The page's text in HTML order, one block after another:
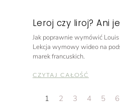
Leroj czy liroj? Ani
Jak poprawnie wymówić
Lekcja wymowy wideo na
marek francuskich.
CZYTAJ CAŁOŚĆ
1 2 3 4 5 6